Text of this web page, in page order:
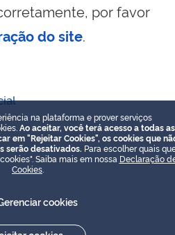
por favor
do site.
na plataforma e prover serviços
Ao aceitar, você terá acesso a todas as
em "Rejeitar Cookies", os cookies que
serão desativados. Para escolher quais
Saiba mais em nossa Declaração
Cookies
cookies